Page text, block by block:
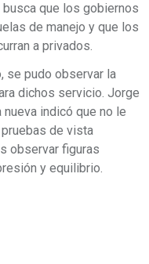
que los gobiernos
de manejo y que los
a privados.
se pudo observar la
dichos servicio. Jorge
nueva indicó que no le
de vista
observar figuras
y equilibrio.